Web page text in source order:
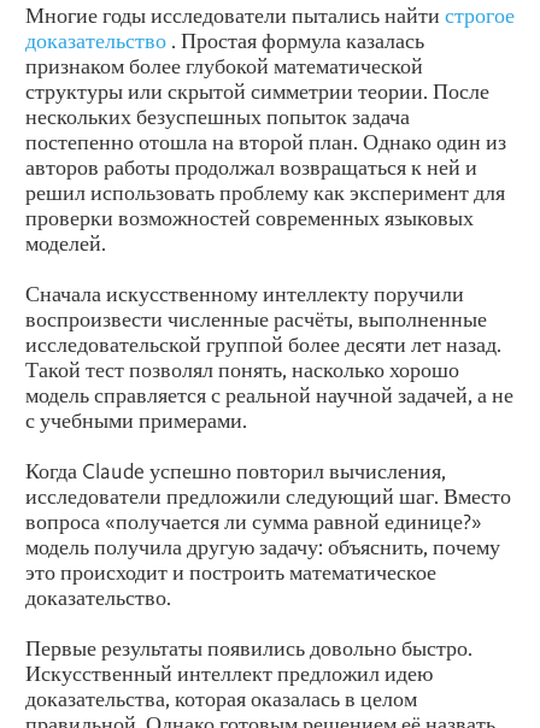
Многие годы исследователи пытались найти строгое
доказательство . Простая формула казалась
признаком более глубокой математической
структуры или скрытой симметрии теории. После
нескольких безуспешных попыток задача
постепенно отошла на второй план. Однако один из
авторов работы продолжал возвращаться к ней и
решил использовать проблему как эксперимент для
проверки возможностей современных языковых
моделей.
Сначала искусственному интеллекту поручили
воспроизвести численные расчёты, выполненные
исследовательской группой более десяти лет назад.
Такой тест позволял понять, насколько хорошо
модель справляется с реальной научной задачей, а не
с учебными примерами.
Когда Claude успешно повторил вычисления,
исследователи предложили следующий шаг. Вместо
вопроса «получается ли сумма равной единице?»
модель получила другую задачу: объяснить, почему
это происходит и построить математическое
доказательство.
Первые результаты появились довольно быстро.
Искусственный интеллект предложил идею
доказательства, которая оказалась в целом